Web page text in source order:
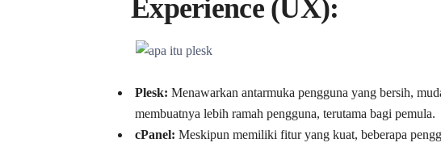
Experience (UX):
Plesk: Menawarkan antarmuka pengguna yang bersih,
membuatnya lebih ramah pengguna, terutama bagi pemula.
cPanel: Meskipun memiliki fitur yang kuat, beberapa